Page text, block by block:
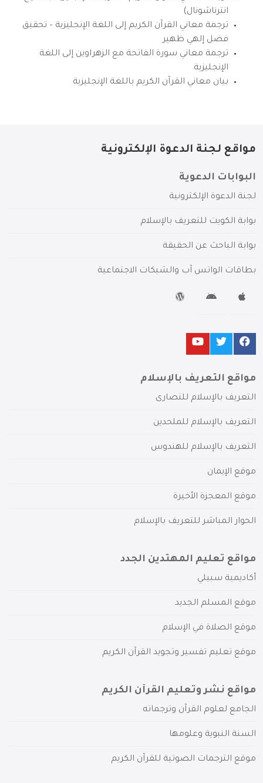
انترناشونال)
ترجمة معاني القرآن الكريم إلى اللغة الإنجليزية – تحقيق
فضل إلهي ظهير
ترجمة معاني سورة الفاتحة مع الزهراوين إلى اللغة
الإنجليزية
بيان معاني القرآن الكريم باللغة الإنجليزية
مواقع لجنة الدعوة الإلكترونية
البوابات الدعوية
لجنة الدعوة الإلكترونية
بوابة الكويت للتعريف بالإسلام
بوابة الباحث عن الحقيقة
بطاقات الواتس آب والشبكات الاجتماعية
مواقع التعريف بالإسلام
التعريف بالإسلام للنصارى
التعريف بالإسلام للملحدين
التعريف بالإسلام للهندوس
موقع الإيمان
موقع المعجزة الأخيرة
الحوار المباشر للتعريف بالإسلام
مواقع تعليم المهتدين الجدد
أكاديمية سبيلي
موقع المسلم الجديد
موقع الصلاة في الإسلام
موقع تعليم تفسير وتجويد القرآن الكريم
مواقع نشر وتعليم القرآن الكريم
الجامع لعلوم القرآن وترجماته
السنة النبوية وعلومها
موقع الترجمات الصوتية للقرآن الكريم